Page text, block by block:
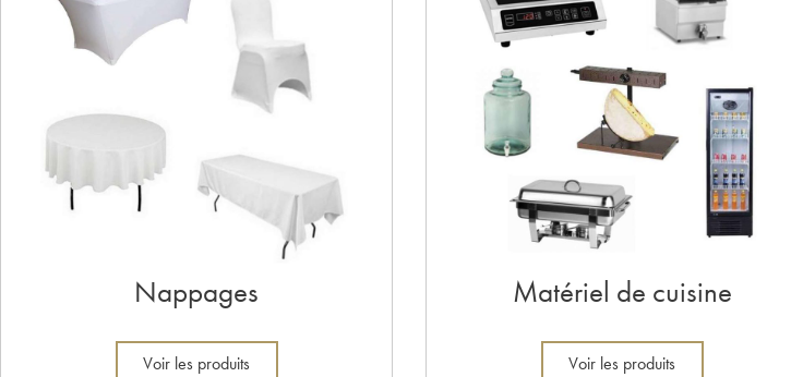
Nappages
Voir les produits
Matériel de cuisine
Voir les produits